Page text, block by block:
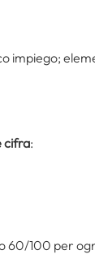
impiego;
cifra:
60/100 per